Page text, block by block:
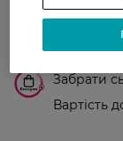
Вартість
доставка
Забрати
Вартість